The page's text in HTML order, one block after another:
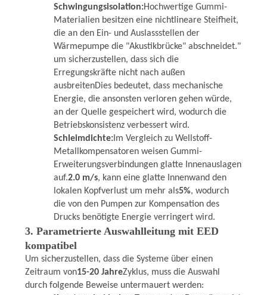
Schwingungsisolation:Hochwertige Gummi-
Materialien besitzen eine nichtlineare Steifheit,
die an den Ein- und Auslassstellen der
Wärmepumpe die "Akustikbrücke" abschneidet."
um sicherzustellen, dass sich die
Erregungskräfte nicht nach außen
ausbreitenDies bedeutet, dass mechanische
Energie, die ansonsten verloren gehen würde,
an der Quelle gespeichert wird, wodurch die
Betriebskonsistenz verbessert wird.
Schleimdichte:Im Vergleich zu Wellstoff-
Metallkompensatoren weisen Gummi-
Erweiterungsverbindungen glatte Innenauslagen
auf.2.0 m/s, kann eine glatte Innenwand den
lokalen Kopfverlust um mehr als5%, wodurch
die von den Pumpen zur Kompensation des
Drucks benötigte Energie verringert wird.
3. Parametrierte Auswahlleitung mit EED
kompatibel
Um sicherzustellen, dass die Systeme über einen
Zeitraum von15-20 JahreZyklus, muss die Auswahl
durch folgende Beweise untermauert werden: